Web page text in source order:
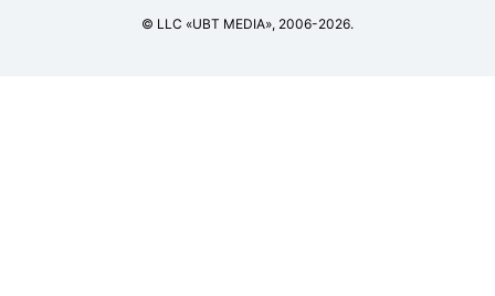
© LLC «UBT MEDIA», 2006-2026.